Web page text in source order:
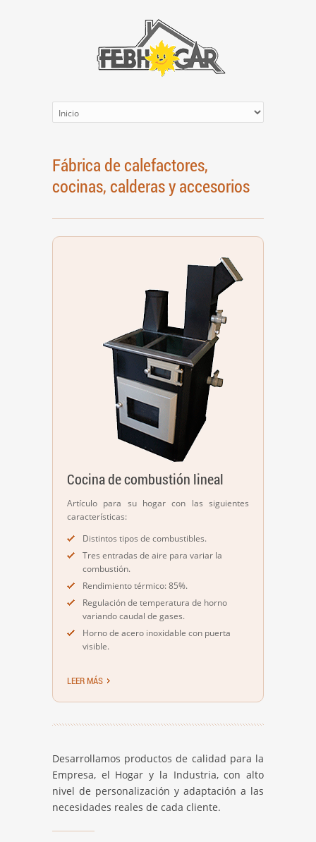
Fábrica de calefactores,
cocinas, calderas y accesorios
Cocina de combustión lineal
Artículo para su hogar con las siguientes
características:
Distintos tipos de combustibles.
Tres entradas de aire para variar la
combustión.
Rendimiento térmico: 85%.
Regulación de temperatura de horno
variando caudal de gases.
Horno de acero inoxidable con puerta
visible.
LEER MÁS
Desarrollamos productos de calidad para la
Empresa, el Hogar y la Industria, con alto
nivel de personalización y adaptación a las
necesidades reales de cada cliente.